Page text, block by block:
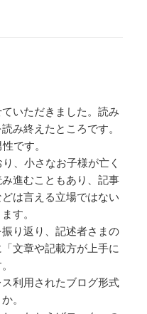
いただきました。読み
み終えたところです。
です。
、小さなお子様が亡く
進むこともあり、記事
は言える立場ではない
す。
り返り、記述者さまの
文章や記載方が上手に
利用されたブログ形式
。